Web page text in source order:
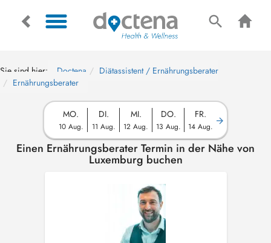
Sie sind hier: Doctena
Diätassistent / Ernährungsberater
Ernährungsberater
MO.
10 Aug.
DI.
11 Aug.
MI.
12 Aug.
DO.
13 Aug.
FR.
14 Aug.
Einen Ernährungsberater Termin in der Nähe von
Luxemburg buchen